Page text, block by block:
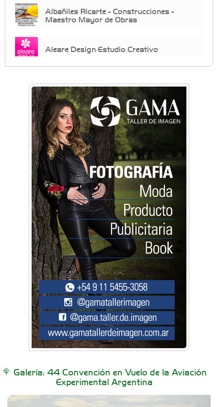
Albañiles Ricarte - Construcciones -
Maestro Mayor de Obras
Aleare Design Estudio Creativo
Almacén Chiche
Anahata: Mindfullness - Psicología -
Bienestar Emocional - Coaching
Arq. Horacio Alejandro Sánchez
Artística ApasionArte
Artística Catalina
Artística Veral
BAIC Ramos Mejía
Brisé Estudio de Danzas
Carniceria y granja El Viejo Peña
Galería: 44 Convención en Vuelo de la Aviación
Experimental Argentina